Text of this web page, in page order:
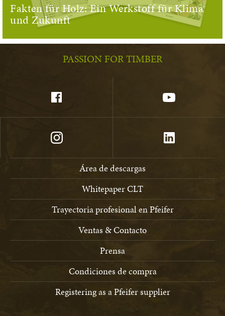
Fakten für Holz: Ein Werkstoff für Klima
und Zukunft
PASSION FOR TIMBER
Área de descargas
Whitepaper CLT
Trayectoria profesional en Pfeifer
Ventas & Contacto
Prensa
Condiciones de compra
Registering as a Pfeifer supplier